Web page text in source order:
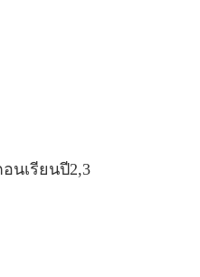
นเรียนปี2,3